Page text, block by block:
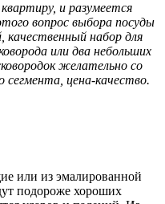
и разумеется
вопрос выбора посуды
набор для
или два небольших
желательно со
сегмента, цена-качество.
или из эмалированной
подороже хороших